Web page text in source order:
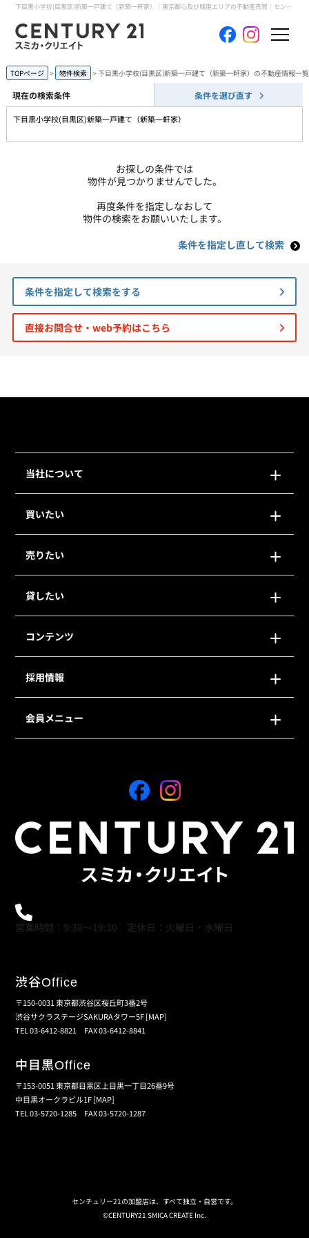
下目黒小学校(目黒区)新築一戸建て（新築一軒家）｜東京都心及び城南エリアの不動産売買｜センチュリー21スミカ・クリエイト
ホーム
当社について
買いたい
売りたい
コンテンツ
会員メニュー
TOPページ 物件検索 下目黒小学校(目黒区)新築一戸建て（新築一軒家）の不動産情報一覧
現在の検索条件 条件を選び直す
下目黒小学校(目黒区)新築一戸建て（新築一軒家）
お探しの条件では
物件が見つかりませんでした。
再度条件を指定しなおして
物件の検索をお願いいたします。
条件を指定し直して検索
条件を指定して検索をする
直接お問合せ・web予約はこちら
当社について
買いたい
売りたい
貸したい
コンテンツ
採用情報
会員メニュー
営業時間：9:30～19:30 定休日：火曜日・水曜日
渋谷Office
〒150-0031 東京都渋谷区桜丘町3番2号
渋谷サクラステージSAKURAタワー5F[MAP]
TEL 03-6412-8821 FAX 03-6412-8841
中目黒Office
〒153-0051 東京都目黒区上目黒一丁目26番9号
中目黒オークラビル1F[MAP]
TEL 03-5720-1285 FAX 03-5720-1287
センチュリー21の加盟店は、すべて独立・自営です。
©CENTURY21 SMICA CREATE Inc.